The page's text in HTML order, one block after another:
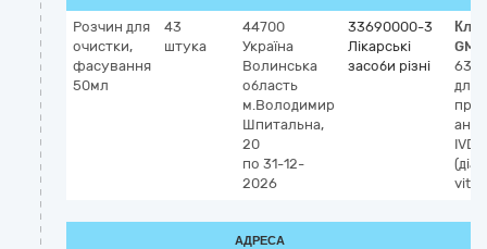
Розчин для
очистки,
фасування
50мл
43
штука
44700
Україна
Волинська
область
м.Володимир
Шпитальна,
20
по 31-12-
2026
33690000-3
Лікарські
засоби різні
для
IVD
vitro)
АДРЕСА